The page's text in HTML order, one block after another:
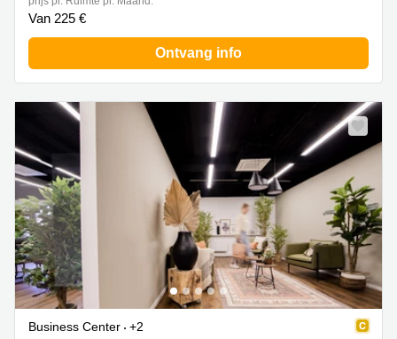
Van 225 €
Ontvang info
Business Center
+2